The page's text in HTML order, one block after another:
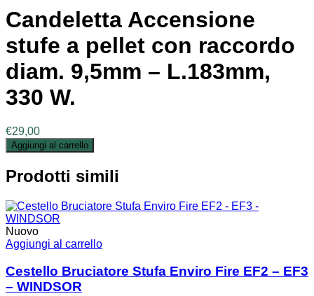
Candeletta Accensione
stufe a pellet con raccordo
diam. 9,5mm – L.183mm,
330 W.
€29,00
Aggiungi al carrello
Prodotti simili
Nuovo
Aggiungi al carrello
Cestello Bruciatore Stufa Enviro Fire EF2 – EF3
– WINDSOR